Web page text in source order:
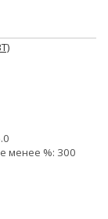
менее %: 300